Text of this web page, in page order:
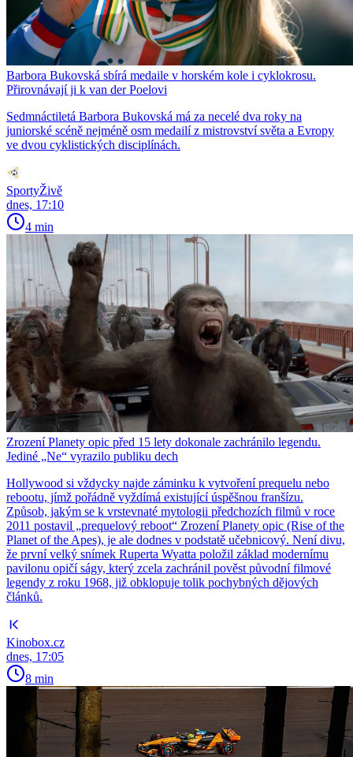
Barbora Bukovská sbírá medaile v horském kole i cyklokrosu.
Přirovnávají ji k van der Poelovi
Sedmnáctiletá Barbora Bukovská má za necelé dva roky na
juniorské scéně nejméně osm medailí z mistrovství světa a Evropy
ve dvou cyklistických disciplínách.
SportyŽivě
dnes, 17:10
4 min
Zrození Planety opic před 15 lety dokonale zachránilo legendu.
Jediné „Ne“ vyrazilo publiku dech
Hollywood si vždycky najde záminku k vytvoření prequelu nebo
rebootu, jímž pořádně vyždímá existující úspěšnou franšízu.
Způsob, jakým se k vrstevnaté mytologii předchozích filmů v roce
2011 postavil „prequelový reboot“ Zrození Planety opic (Rise of the
Planet of the Apes), je ale dodnes v podstatě učebnicový. Není divu,
že první velký snímek Ruperta Wyatta položil základ modernímu
pavilonu opičí ságy, který zcela zachránil pověst původní filmové
legendy z roku 1968, již obklopuje tolik pochybných dějových
článků.
Kinobox.cz
dnes, 17:05
8 min